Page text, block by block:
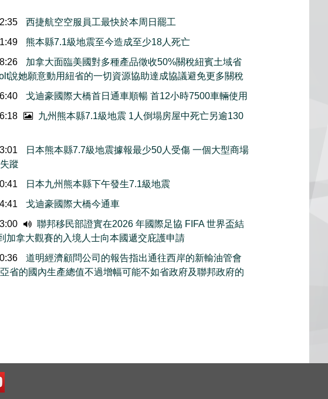
西捷航空空服員工最快於本周日罷工
熊本縣7.1級地震至今造成至少18人死亡
加拿大面臨美國對多種產品徵收50%關稅紐賓土域省
說她願意動用紐省的一切資源協助達成協議避免更多關稅
戈迪豪國際大橋首日通車順暢 首12小時7500車輛使用
九州熊本縣7.1級地震 1人倒塌房屋中死亡另逾130
日本熊本縣7.7級地震據報最少50人受傷 一個大型商場
蹤
日本九州熊本縣下午發生7.1級地震
戈迪豪國際大橋今通車
聯邦移民部證實在2026 年國際足協 FIFA 世界盃結
加拿大觀賽的入境人士向本國遞交庇護申請
道明經濟顧問公司的報告指出通往西岸的新輸油管會
省的國內生產總值不過增幅可能不如省政府及聯邦政府的